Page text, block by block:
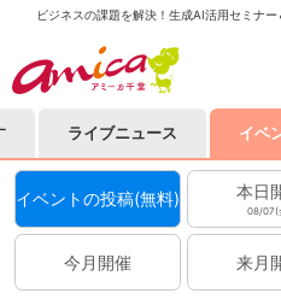
ビジネスの課題を解決！生成AI活用セミナ
ライブニュース イベ
本日
08/07(
今月開催 来月
イベントの投稿(無料)